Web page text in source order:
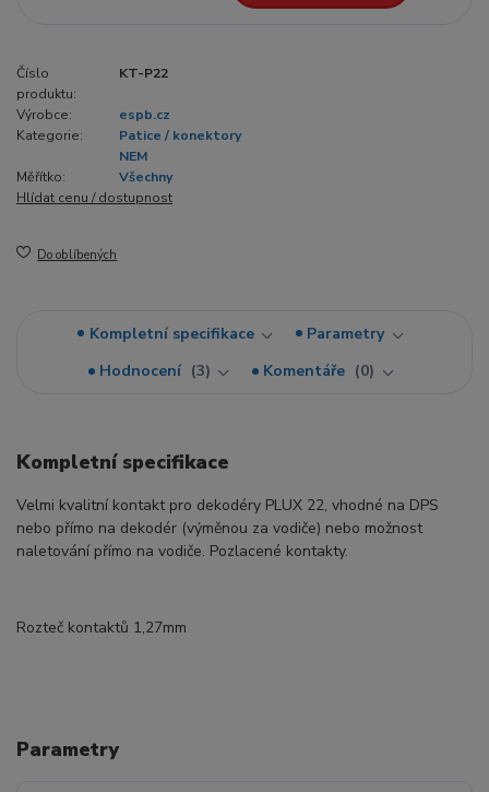
Číslo
produktu:
KT-P22
Výrobce:
espb.cz
Kategorie:
Patice / konektory
NEM
Měřítko:
Všechny
Hlídat cenu / dostupnost
Do oblíbených
Kompletní specifikace
Parametry
Hodnocení
3 Komentáře 0
Kompletní specifikace
Velmi kvalitní kontakt pro dekodéry PLUX 22, vhodné na DPS
nebo přímo na dekodér (výměnou za vodiče) nebo možnost
naletování přímo na vodiče. Pozlacené kontakty.
Rozteč kontaktů 1,27mm
Parametry